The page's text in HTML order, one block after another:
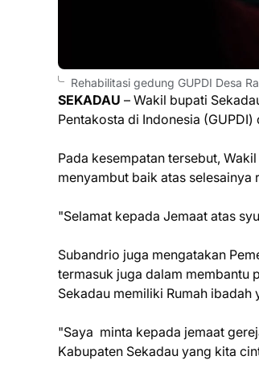
Rehabilitasi gedung GUPDI Desa
SEKADAU – Wakil bupati
Pentakosta di Indonesia
Pada kesempatan tersebut,
menyambut baik atas selesainya
"Selamat kepada Jemaat atas
Subandrio juga mengatakan
termasuk juga dalam membantu
Sekadau memiliki Rumah ibadah
"Saya minta kepada jemaat
Kabupaten Sekadau yang kita